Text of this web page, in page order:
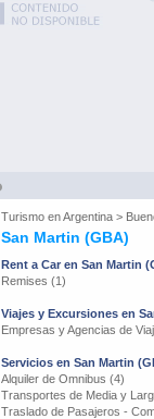
Turismo enArgentina >
San Martin (GBA)
Rent a Car en San Martin
Remises (1)
Viajes y Excursiones en
Empresas y Agencias de
Servicios en San Martin
Alquiler de Omnibus (4)
Transportes de Media y
Traslado de Pasajeros -